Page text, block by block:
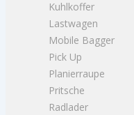
Kuhlkoffer
Lastwagen
Mobile Bagger
Pick Up
Planierraupe
Pritsche
Radlader